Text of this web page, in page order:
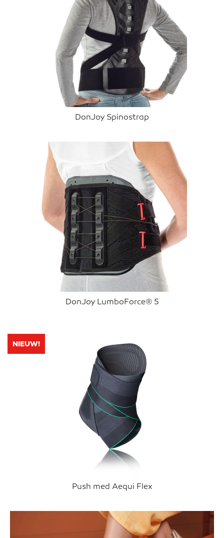
DonJoy Spinostrap
DonJoy LumboForce® 5
NIEUW!
Push med Aequi Flex